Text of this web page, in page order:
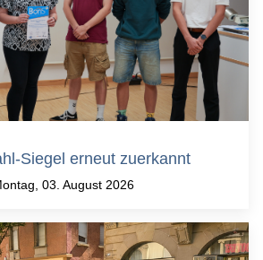
Siegel erneut zuerkannt
03. August 2026